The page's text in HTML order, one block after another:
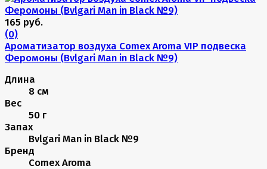
165 руб.
(0)
Ароматизатор воздуха Comex Aroma VIP подвеска
Феромоны (Bvlgari Man in Black №9)
Длина
8 см
Вес
50 г
Запах
Bvlgari Man in Black №9
Бренд
Comex Aroma